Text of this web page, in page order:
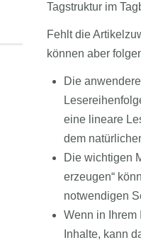
Tagstruktur im
Fehlt die
können aber
Die
eine lineare
dem
Die wichtigen
erzeugen“
notwendigen
Wenn in Ihrem
Inhalte, kann